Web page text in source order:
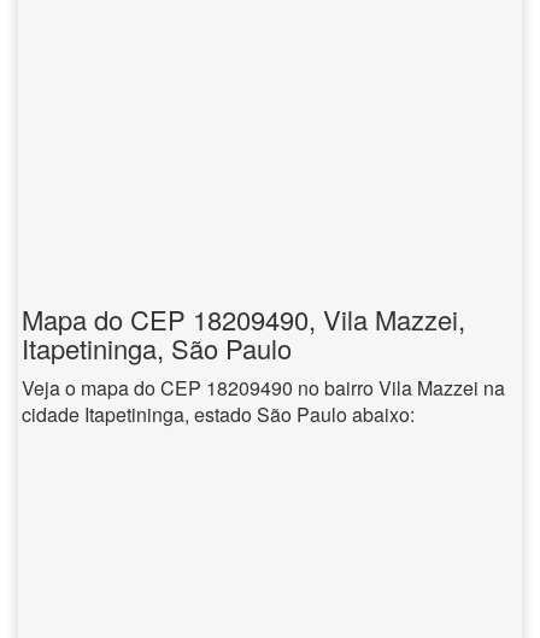
Mapa do CEP 18209490, Vila Mazzei,
Itapetininga, São Paulo
Veja o mapa do CEP 18209490 no bairro Vila Mazzei na
cidade Itapetininga, estado São Paulo abaixo: